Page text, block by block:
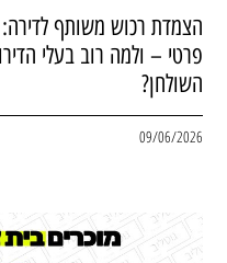
הצמדת רכוש משותף
פרטי – ולמה רוב בעלי
השולחן?
09/06/2026